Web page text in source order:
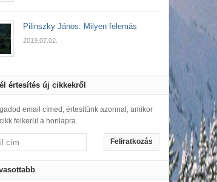
Pilinszky János: Milyen felemás
2019.07.02.
értesítés új cikkekről
email címed, értesítünk azonnal, amikor
felkerül a honlapra.
Feliratkozás